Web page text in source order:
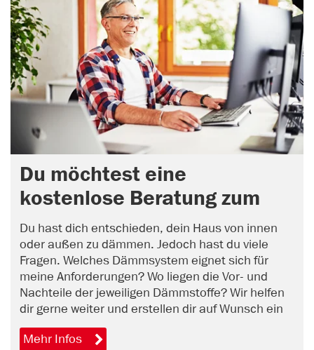
Du möchtest eine
kostenlose Beratung zum
Thema Dämmung?
Du hast dich entschieden, dein Haus von innen
oder außen zu dämmen. Jedoch hast du viele
Fragen. Welches Dämmsystem eignet sich für
meine Anforderungen? Wo liegen die Vor- und
Nachteile der jeweiligen Dämmstoffe? Wir helfen
dir gerne weiter und erstellen dir auf Wunsch ein
unverbindliches Angebot. Vereinbare jetzt online
einen Beratungstermin.
Mehr Infos